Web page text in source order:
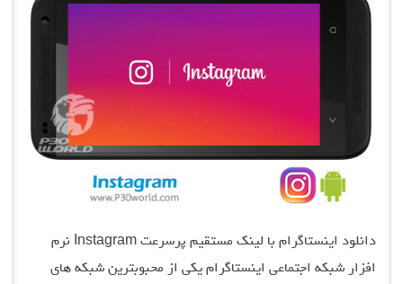
دانلود اینستاگرام با لینک مستقیم پرسرعت Instagram نرم
افزار شبکه اجتماعی اینستاگرام یکی از محبوبترین شبکه های